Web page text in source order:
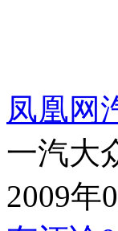
凤凰网
一汽大
2009年